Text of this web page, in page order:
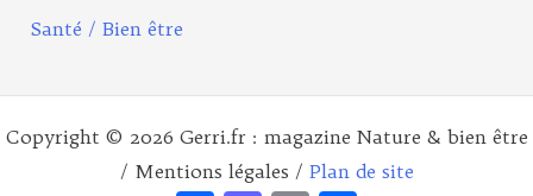
Santé / Bien être
Copyright © 2026 Gerri.fr : magazine Nature & bien être
/ Mentions légales / Plan de site